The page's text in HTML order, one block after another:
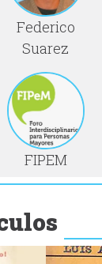
Federico
Suarez
FIPEM